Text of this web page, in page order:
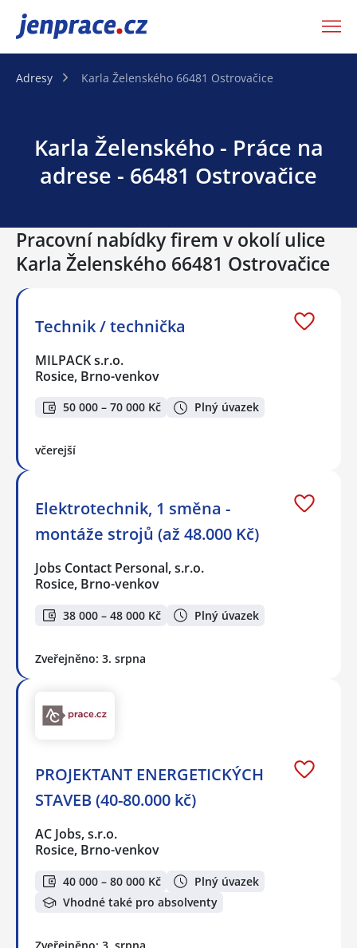
JenPráce.cz
Adresy Karla Želenského 66481 Ostrovačice
Karla Želenského - Práce na
adrese - 66481 Ostrovačice
Pracovní nabídky firem v okolí ulice
Karla Želenského 66481 Ostrovačice
Technik / technička
MILPACK s.r.o.
Rosice, Brno-venkov
50 000 – 70 000 Kč Plný úvazek
včerejší
Elektrotechnik, 1 směna -
montáže strojů (až 48.000 Kč)
Jobs Contact Personal, s.r.o.
Rosice, Brno-venkov
38 000 – 48 000 Kč Plný úvazek
Zveřejněno: 3. srpna
PROJEKTANT ENERGETICKÝCH
STAVEB (40-80.000 kč)
AC Jobs, s.r.o.
Rosice, Brno-venkov
40 000 – 80 000 Kč
Plný úvazek
Vhodné také pro absolventy